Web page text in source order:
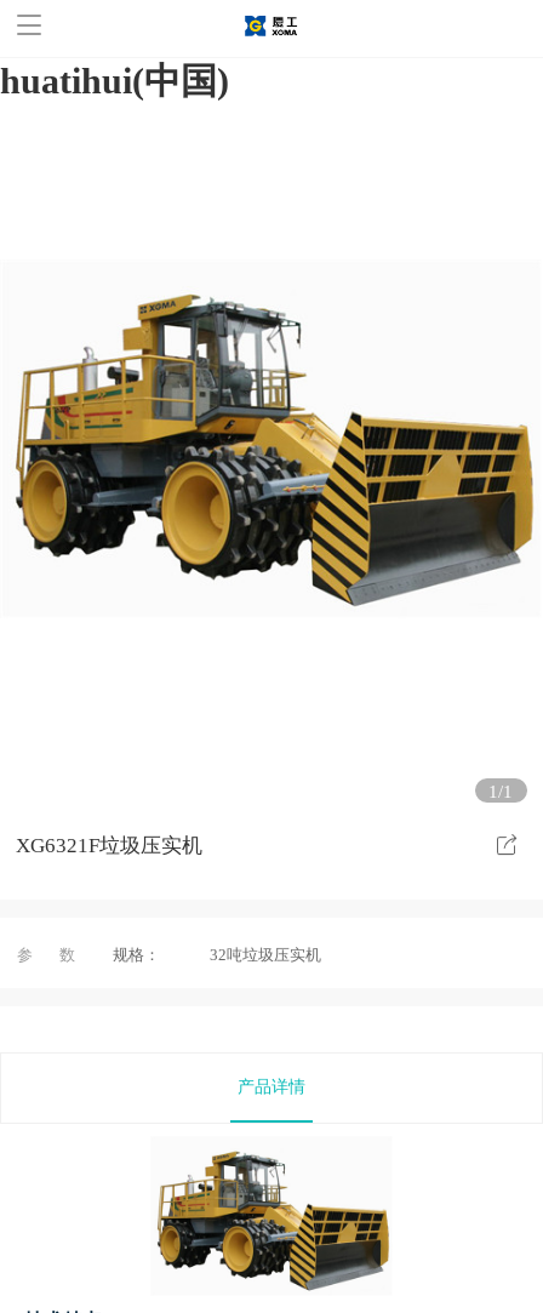
华体会官方网站,华体会
huatihui(中国)
1/1
XG6321F垃圾压实机
参 数 规格： 32吨垃圾压实机
产品详情